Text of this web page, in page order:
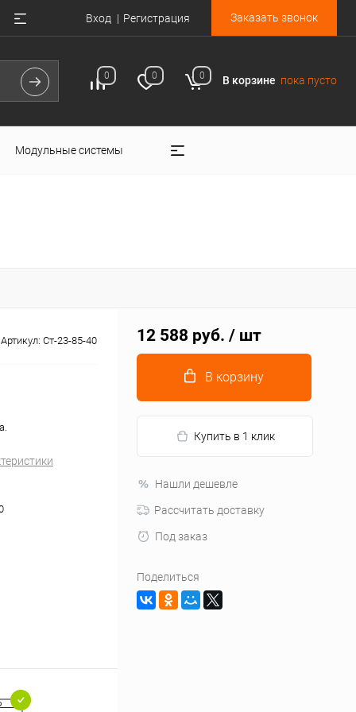
Вход Регистрация Заказать звонок
0 0 0 В корзине пока пусто
Модульные системы
Артикул: Ст-23-85-40 12 588 руб. / шт
В корзину
Купить в 1 клик
Нашли дешевле
Рассчитать доставку
Под заказ
Поделиться